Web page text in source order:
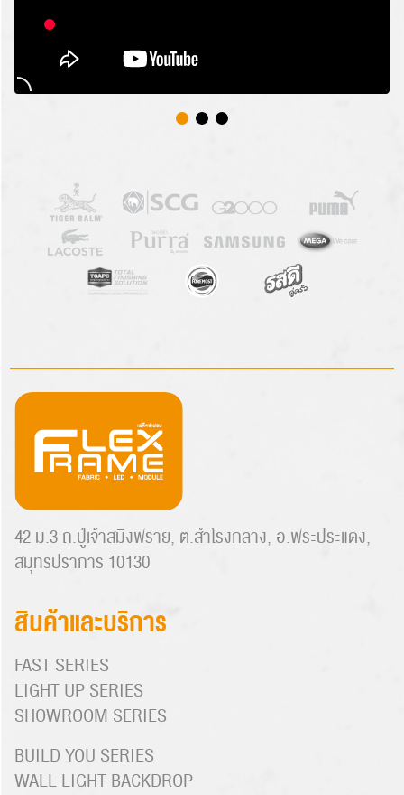
42 ม.3 ถ.ปู่เจ้าสมิงพราย, ต.สำโรงกลาง, อ.พระประแดง,
สมุทรปราการ 10130
สินค้าและบริการ
FAST SERIES
LIGHT UP SERIES
SHOWROOM SERIES
BUILD YOU SERIES
WALL LIGHT BACKDROP